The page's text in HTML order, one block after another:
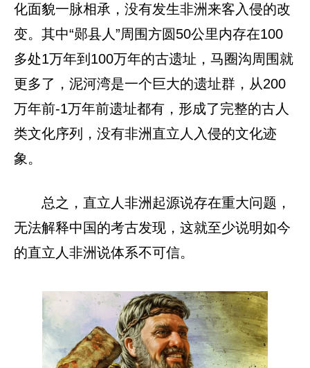
化面貌一脉相承，没有发生非洲来客入侵的改
变。其中“郧县人”周围方圆50公里内存在100
多处1万年到100万年的古遗址，马圈沟周围就
更多了，泥河湾是一个巨大的遗址群，从200
万年前-1万年前遗址都有，形成了完整的古人
类文化序列，没有非洲直立人入侵的文化迹
象。
总之，直立人非洲起源说存在重大问题，
无法解释中国的考古发现，这就至少说明如今
的直立人非洲说体系不可信。